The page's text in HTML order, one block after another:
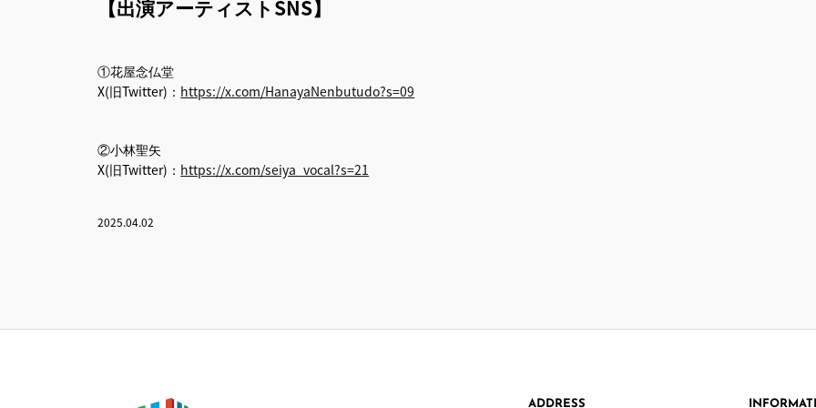
【出演アーティストSNS】
①花屋念仏堂
X(旧Twitter)： https://x.com/HanayaNenbutudo?s=09
②小林聖矢
X(旧Twitter)： https://x.com/seiya_vocal?s=21
2025.04.02
ADDRESS